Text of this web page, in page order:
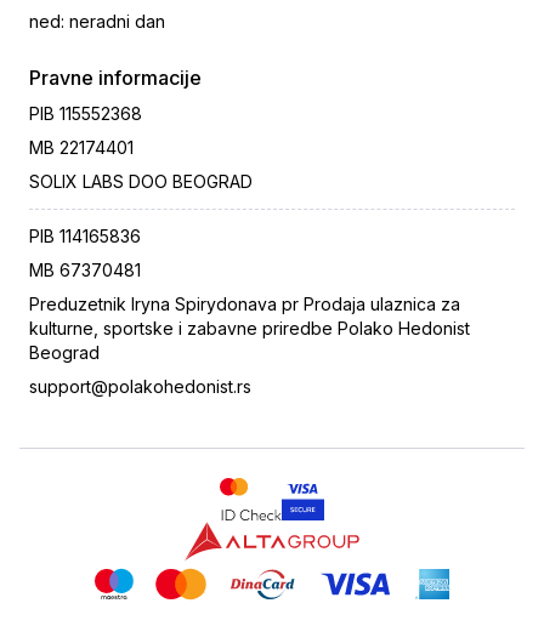
ned: neradni dan
Pravne informacije
PIB 115552368
MB 22174401
SOLIX LABS DOO BEOGRAD
PIB 114165836
MB 67370481
Preduzetnik Iryna Spirydonava pr Prodaja ulaznica za
kulturne, sportske i zabavne priredbe Polako Hedonist
Beograd
support@polakohedonist.rs